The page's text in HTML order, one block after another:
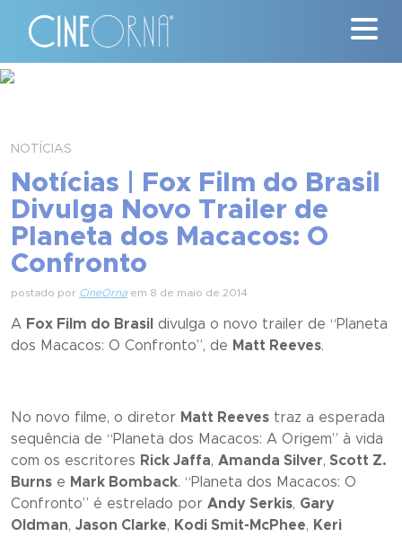
#ClássicosCineOrna
Quem Somos
Contato
NOTÍCIAS
Notícias | Fox Film do Brasil
Divulga Novo Trailer de
Planeta dos Macacos: O
Confronto
postado por CineOrna em 8 de maio de 2014
A Fox Film do Brasil divulga o novo trailer de “Planeta
dos Macacos: O Confronto”, de Matt Reeves.
No novo filme, o diretor Matt Reeves traz a esperada
sequência de “Planeta dos Macacos: A Origem” à vida
com os escritores Rick Jaffa, Amanda Silver, Scott Z.
Burns e Mark Bomback. “Planeta dos Macacos: O
Confronto” é estrelado por Andy Serkis, Gary
Oldman, Jason Clarke, Kodi Smit-McPhee, Keri